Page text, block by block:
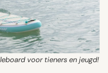
voor tieners en jeugd!